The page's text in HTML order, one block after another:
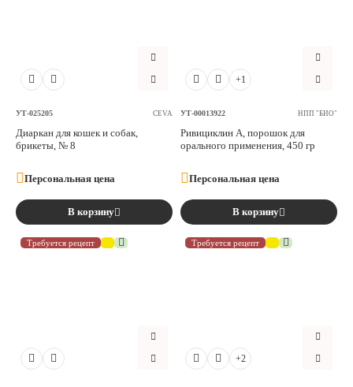
УТ-025205 CEVA
Диаркан для кошек и собак,
брикеты, № 8
Персональная цена
В корзину
+1
УТ-00013922 НПП "БИО"
Ривициклин А, порошок для
орального применения, 450 гр
Персональная цена
В корзину
Требуется рецепт Требуется рецепт
+2